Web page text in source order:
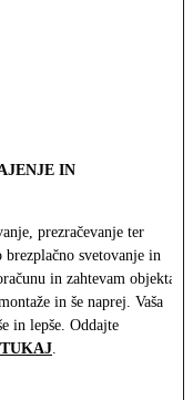
IN
prezračevanje ter
svetovanje in
in zahtevam objekta.
in še naprej. Vaša
in lepše. Oddajte
TUKAJ.